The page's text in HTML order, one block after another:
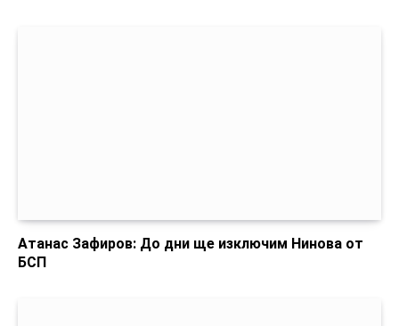
Атанас Зафиров: До дни ще изключим Нинова от
БСП